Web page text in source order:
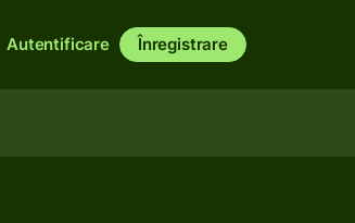
Autentificare Înregistrare